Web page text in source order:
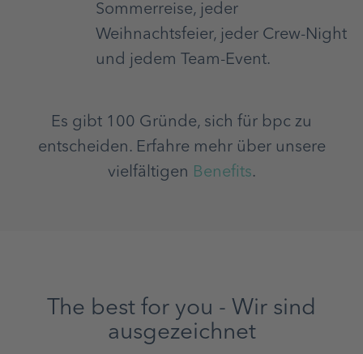
Sommerreise, jeder
Weihnachtsfeier, jeder Crew-Night
und jedem Team-Event.
Es gibt 100 Gründe, sich für bpc zu
entscheiden. Erfahre mehr über unsere
vielfältigen Benefits.
The best for you - Wir sind
ausgezeichnet